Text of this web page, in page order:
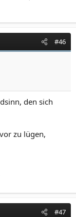
#46
den sich
zu lügen,
#47